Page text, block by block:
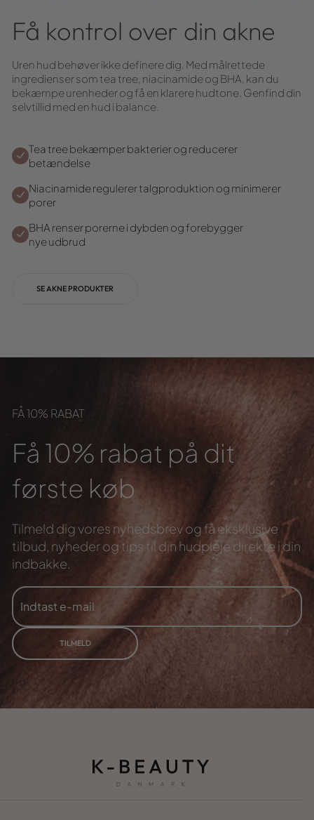
Få kontrol over din akne
Uren hud behøver ikke definere dig. Med målrettede
ingredienser som tea tree, niacinamide og BHA, kan du
bekæmpe urenheder og få en klarere hudtone. Genfind din
selvtillid med en hud i balance.
Tea tree bekæmper bakterier og reducerer
betændelse
Niacinamide regulerer talgproduktion og minimerer
porer
BHA renser porerne i dybden og forebygger
nye udbrud
SE AKNE PRODUKTER
FÅ 10% RABAT
Få 10% rabat på dit
første køb
Tilmeld dig vores nyhedsbrev og få eksklusive
tilbud, nyheder og tips til din hudpleje direkte i din
indbakke.
INDTAST
E-
MAIL
TILMELD
TILMELD